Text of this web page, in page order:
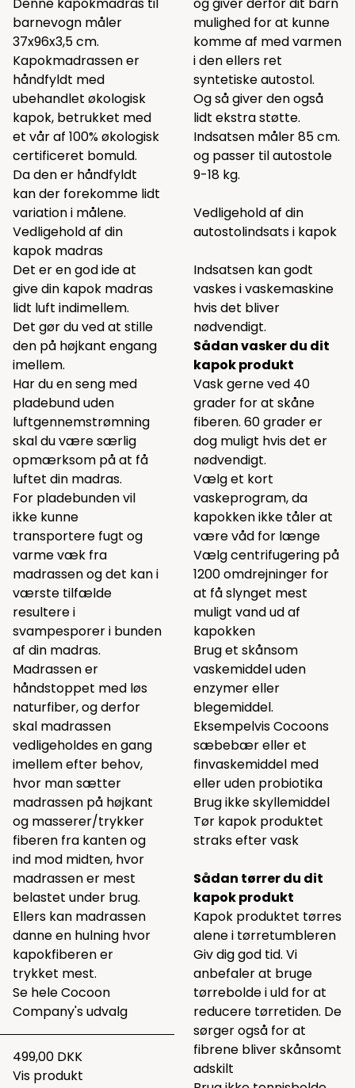
barnevogn måler
37x96x3,5 cm.
Kapokmadrassen er
håndfyldt med
ubehandlet økologisk
kapok, betrukket med
et vår af 100% økologisk
certificeret bomuld.
Da den er håndfyldt
kan der forekomme lidt
variation i målene.
Vedligehold af din
kapok madras
Det er en god ide at
give din kapok madras
lidt luft indimellem.
Det gør du ved at stille
den på højkant engang
imellem.
Har du en seng med
pladebund uden
luftgennemstrømning
skal du være særlig
opmærksom på at få
luftet din madras.
For pladebunden vil
ikke kunne
transportere fugt og
varme væk fra
madrassen og det kan i
værste tilfælde
resultere i
svampesporer i bunden
af din madras.
Madrassen er
håndstoppet med løs
naturfiber, og derfor
skal madrassen
vedligeholdes en gang
imellem efter behov,
hvor man sætter
madrassen på højkant
og masserer/trykker
fiberen fra kanten og
ind mod midten, hvor
madrassen er mest
belastet under brug.
Ellers kan madrassen
danne en hulning hvor
kapokfiberen er
trykket mest.
Se heleCocoon
Company's udvalg
499,00 DKK
Vis produkt
mulighed for at kunne
komme af med varmen
i den ellers ret
syntetiske autostol.
Og så giver den også
lidt ekstra støtte.
Indsatsen måler 85 cm.
og passer til autostole
9-18 kg.
Vedligehold af din
autostolindsats i kapok
Indsatsen kan godt
vaskes i vaskemaskine
hvis det bliver
nødvendigt.
Sådan vasker du dit
kapok produkt
Vask gerne ved 40
grader for at skåne
fiberen. 60 grader er
dog muligt hvis det er
nødvendigt.
Vælg et kort
vaskeprogram, da
kapokken ikke tåler at
være våd for længe
Vælg centrifugering på
1200 omdrejninger for
at få slynget mest
muligt vand ud af
kapokken
Brug et skånsom
vaskemiddel uden
enzymer eller
blegemiddel.
Eksempelvis Cocoons
sæbebæreller et
finvaskemiddel med
eller uden probiotika
Brug ikke skyllemiddel
Tør kapok produktet
straks efter vask
Sådan tørrer du dit
kapok produkt
Kapok produktet tørres
alene i tørretumbleren
Giv dig god tid. Vi
anbefaler at bruge
tørreboldei uld for at
reducere tørretiden. De
sørger også for at
fibrene bliver skånsomt
adskilt